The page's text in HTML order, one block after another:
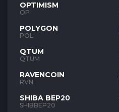
OPTIMISM
OP
POLYGON
POL
QTUM
QTUM
RAVENCOIN
RVN
SHIBA BEP20
SHIBBEP20